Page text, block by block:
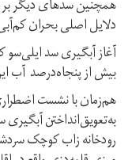
همچنین سدهای دیگر بر
دلایل اصلی بحران
آغاز آبگیری سد ایلی‌سو
بیش از پنجاه‌درصد آب
هم‌زمان با نشست
به‌تعویق‌انداختن
رودخانه زاب کوچک